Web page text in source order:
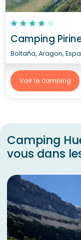
Camping
Boltaña, Aragon,
Voir le camping
Camping
vous dans